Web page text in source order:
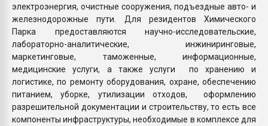
электроэнергия, очистные сооружения, подъездные авто- и
железнодорожные пути. Для резидентов Химического
Парка предоставляются научно-исследовательские,
лабораторно-аналитические, инжиниринговые,
маркетинговые, таможенные, информационные,
медицинские услуги, а также услуги по хранению и
логистике, по ремонту оборудования, охране, обеспечению
питанием, уборке, утилизации отходов, оформлению
разрешительной документации и строительству, то есть все
компоненты инфраструктуры, необходимые в комплексе для